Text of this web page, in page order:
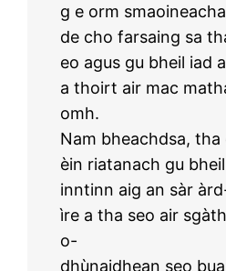
g e orm
de cho farsaing sa
eo agus gu bheil iad
a thoirt air mac
omh.
Nam bheachdsa,
èin riatanach gu
inntinn aig an sàr
ìre a tha seo air
o-
dhùnaidhean seo